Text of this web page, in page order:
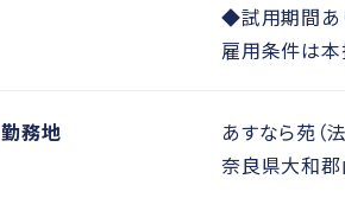
◆試用期間あ
雇用条件は
勤務地
あすなら苑（
奈良県大和